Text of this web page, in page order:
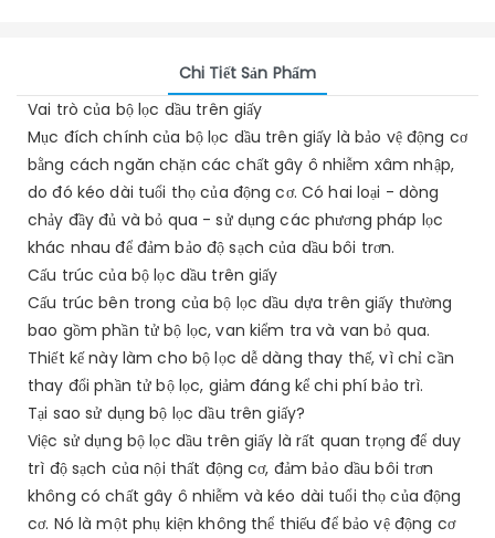
Chi Tiết Sản Phẩm
Vai trò của bộ lọc dầu trên giấy
Mục đích chính của bộ lọc dầu trên giấy là bảo vệ động cơ
bằng cách ngăn chặn các chất gây ô nhiễm xâm nhập,
do đó kéo dài tuổi thọ của động cơ. Có hai loại - dòng
chảy đầy đủ và bỏ qua - sử dụng các phương pháp lọc
khác nhau để đảm bảo độ sạch của dầu bôi trơn.
Cấu trúc của bộ lọc dầu trên giấy
Cấu trúc bên trong của bộ lọc dầu dựa trên giấy thường
bao gồm phần tử bộ lọc, van kiểm tra và van bỏ qua.
Thiết kế này làm cho bộ lọc dễ dàng thay thế, vì chỉ cần
thay đổi phần tử bộ lọc, giảm đáng kể chi phí bảo trì.
Tại sao sử dụng bộ lọc dầu trên giấy?
Việc sử dụng bộ lọc dầu trên giấy là rất quan trọng để duy
trì độ sạch của nội thất động cơ, đảm bảo dầu bôi trơn
không có chất gây ô nhiễm và kéo dài tuổi thọ của động
cơ. Nó là một phụ kiện không thể thiếu để bảo vệ động cơ